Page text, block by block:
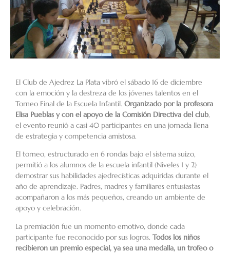
El Club de Ajedrez La Plata vibró el sábado 16 de diciembre
con la emoción y la destreza de los jóvenes talentos en el
Torneo Final de la Escuela Infantil. Organizado por la profesora
Elisa Pueblas y con el apoyo de la Comisión Directiva del club,
el evento reunió a casi 40 participantes en una jornada llena
de estrategia y competencia amistosa.
El torneo, estructurado en 6 rondas bajo el sistema suizo,
permitió a los alumnos de la escuela infantil (Niveles 1 y 2)
demostrar sus habilidades ajedrecísticas adquiridas durante el
año de aprendizaje. Padres, madres y familiares entusiastas
acompañaron a los más pequeños, creando un ambiente de
apoyo y celebración.
La premiación fue un momento emotivo, donde cada
participante fue reconocido por sus logros. Todos los niños
recibieron un premio especial, ya sea una medalla, un trofeo o